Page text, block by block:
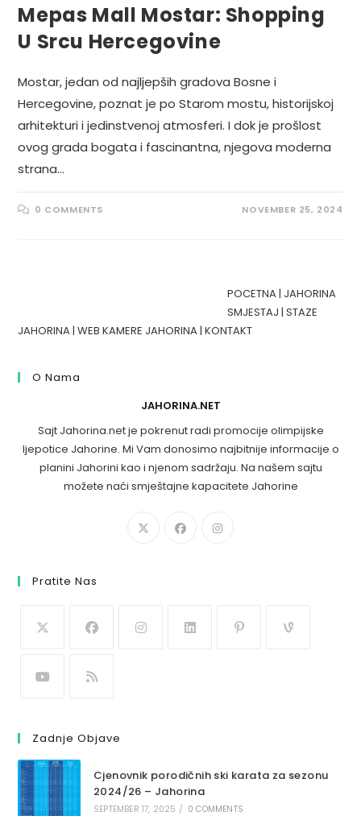
Mepas Mall Mostar: Shopping
U Srcu Hercegovine
Mostar, jedan od najljepših gradova Bosne i
Hercegovine, poznat je po Starom mostu, historijskoj
arhitekturi i jedinstvenoj atmosferi. I dok je prošlost
ovog grada bogata i fascinantna, njegova moderna
strana…
0 COMMENTS NOVEMBER 25, 2024
POCETNA| JAHORINA
SMJESTAJ |STAZE
JAHORINA|WEB KAMERE JAHORINA|KONTAKT
O Nama
JAHORINA.NET
Sajt Jahorina.net je pokrenut radi promocije olimpijske
ljepotice Jahorine. Mi Vam donosimo najbitnije informacije o
planini Jahorini kao i njenom sadržaju. Na našem sajtu
možete naći smještajne kapacitete Jahorine
Pratite Nas
Zadnje Objave
Cjenovnik porodičnih ski karata za sezonu
2024/26 – Jahorina
SEPTEMBER 17, 2025 / 0 COMMENTS